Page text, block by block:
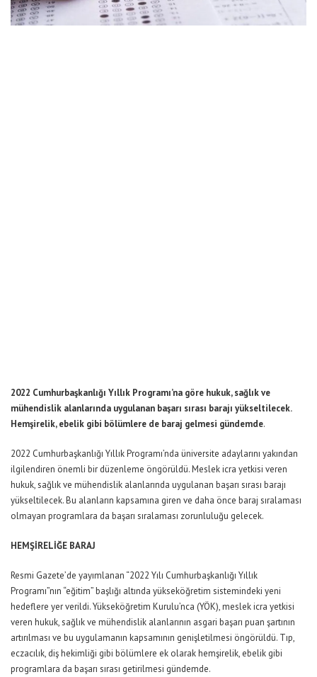
2022 Cumhurbaşkanlığı Yıllık Programı’na göre hukuk, sağlık ve
mühendislik alanlarında uygulanan başarı sırası barajı yükseltilecek.
Hemşirelik, ebelik gibi bölümlere de baraj gelmesi gündemde.
2022 Cumhurbaşkanlığı Yıllık Programı’nda üniversite adaylarını yakından
ilgilendiren önemli bir düzenleme öngörüldü. Meslek icra yetkisi veren
hukuk, sağlık ve mühendislik alanlarında uygulanan başarı sırası barajı
yükseltilecek. Bu alanların kapsamına giren ve daha önce baraj sıralaması
olmayan programlara da başarı sıralaması zorunluluğu gelecek.
HEMŞİRELİĞE BARAJ
Resmi Gazete’de yayımlanan “2022 Yılı Cumhurbaşkanlığı Yıllık
Programı”nın “eğitim” başlığı altında yükseköğretim sistemindeki yeni
hedeflere yer verildi. Yükseköğretim Kurulu’nca (YÖK), meslek icra yetkisi
veren hukuk, sağlık ve mühendislik alanlarının asgari başarı puan şartının
artırılması ve bu uygulamanın kapsamının genişletilmesi öngörüldü. Tıp,
eczacılık, diş hekimliği gibi bölümlere ek olarak hemşirelik, ebelik gibi
programlara da başarı sırası getirilmesi gündemde.